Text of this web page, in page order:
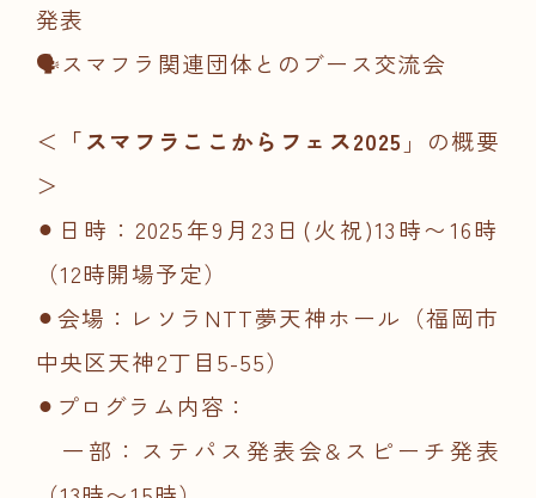
発表
🗣️スマフラ関連団体とのブース交流会
＜ 「スマフラここからフェス2025 」の概要
＞
⚫︎日時：2025年9月23日(火祝)13時〜16時
（12時開場予定）
⚫︎会場：レソラNTT夢天神ホール（福岡市
中央区天神2丁目5-55）
⚫︎プログラム内容：
一部：ステパス発表会& スピーチ発表